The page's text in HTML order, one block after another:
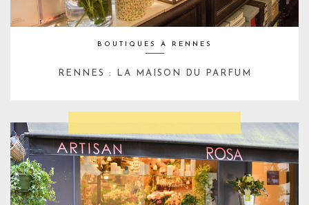
BOUTIQUES À RENNES
RENNES : LA MAISON DU PARFUM